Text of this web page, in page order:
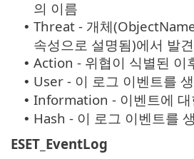
의 이름
• Threat - 개체
속성으로 설명됨)에서 발
• Action - 위협이 식별된 이
• User - 이 로그 이벤트를
• Information - 이벤트에 대
• Hash - 이 로그 이벤트를
ESET_EventLog